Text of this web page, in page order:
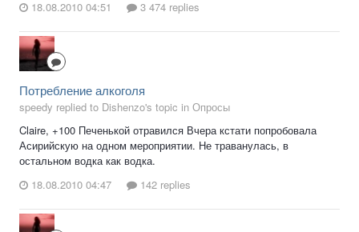
18.08.2010 04:51
3 474 replies
Потребление алкоголя
speedy replied to Dishenzo's topic in Опросы
Claire, +100 Печенькой отравился Вчера кстати попробовала
Асирийскую на одном мероприятии. Не траванулась, в
остальном водка как водка.
18.08.2010 04:47
142 replies